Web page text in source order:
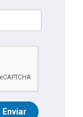
Enviar